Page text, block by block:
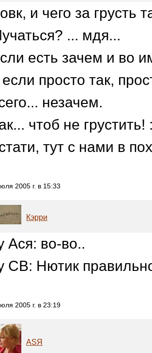
и чего за грусть
... мдя...
есть зачем и во
просто так,
незачем.
чтоб не грустить!
тут с нами в
2005 г. в 15:33
Кэрри
Ася: во-во..
СВ: Нютик
2005 г. в 23:19
ASЯ